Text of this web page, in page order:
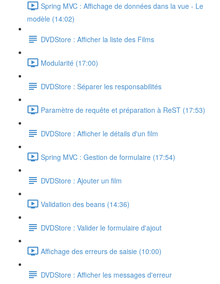
Spring MVC : Affichage de données dans la vue - Le
modèle (14:02)
DVDStore : Afficher la liste des Films
Modularité (17:00)
DVDStore : Séparer les responsabilités
Paramètre de requête et préparation à ReST (17:53)
DVDStore : Afficher le détails d'un film
Spring MVC : Gestion de formulaire (17:54)
DVDStore : Ajouter un film
Validation des beans (14:36)
DVDStore : Valider le formulaire d'ajout
Affichage des erreurs de saisie (10:00)
DVDStore : Afficher les messages d'erreur